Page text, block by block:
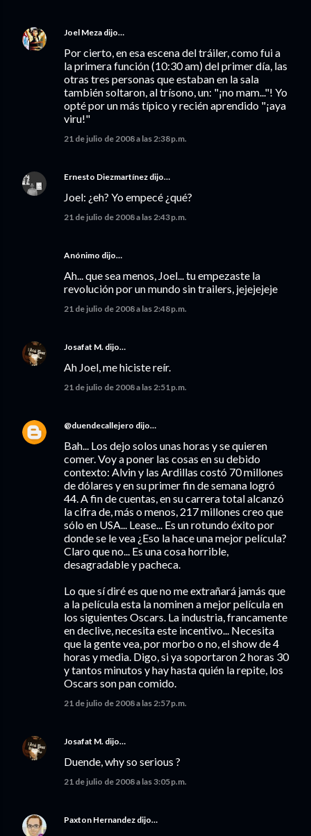
Joel Meza dijo…
Por cierto, en esa escena del tráiler, como fui a
la primera función (10:30 am) del primer día, las
otras tres personas que estaban en la sala
también soltaron, al trísono, un: "¡no mam..."! Yo
opté por un más típico y recién aprendido "¡aya
viru!"
21 de julio de 2008 a las 2:38 p.m.
Ernesto Diezmartínez dijo…
Joel: ¿eh? Yo empecé ¿qué?
21 de julio de 2008 a las 2:43 p.m.
Anónimo dijo…
Ah... que sea menos, Joel... tu empezaste la
revolución por un mundo sin trailers, jejejejeje
21 de julio de 2008 a las 2:48 p.m.
Josafat M. dijo…
Ah Joel, me hiciste reír.
21 de julio de 2008 a las 2:51 p.m.
@duendecallejero dijo…
Bah... Los dejo solos unas horas y se quieren
comer. Voy a poner las cosas en su debido
contexto: Alvin y las Ardillas costó 70 millones
de dólares y en su primer fin de semana logró
44. A fin de cuentas, en su carrera total alcanzó
la cifra de, más o menos, 217 millones creo que
sólo en USA... Lease... Es un rotundo éxito por
donde se le vea ¿Eso la hace una mejor película?
Claro que no... Es una cosa horrible,
desagradable y pacheca.
Lo que sí diré es que no me extrañará jamás que
a la película esta la nominen a mejor película en
los siguientes Oscars. La industria, francamente
en declive, necesita este incentivo... Necesita
que la gente vea, por morbo o no, el show de 4
horas y media. Digo, si ya soportaron 2 horas 30
y tantos minutos y hay hasta quién la repite, los
Oscars son pan comido.
21 de julio de 2008 a las 2:57 p.m.
Josafat M. dijo…
Duende, why so serious ?
21 de julio de 2008 a las 3:05 p.m.
Paxton Hernandez dijo…